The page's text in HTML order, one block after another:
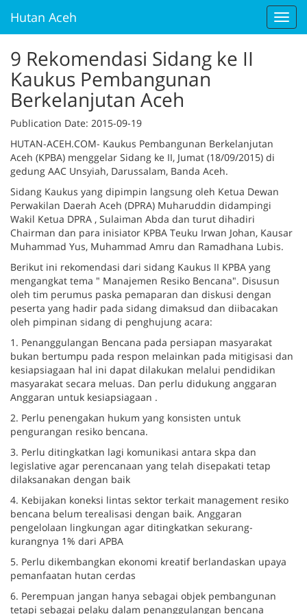
Hutan Aceh
9 Rekomendasi Sidang ke II
Kaukus Pembangunan
Berkelanjutan Aceh
Publication Date: 2015-09-19
HUTAN-ACEH.COM- Kaukus Pembangunan Berkelanjutan
Aceh (KPBA) menggelar Sidang ke II, Jumat (18/09/2015) di
gedung AAC Unsyiah, Darussalam, Banda Aceh.
Sidang Kaukus yang dipimpin langsung oleh Ketua Dewan
Perwakilan Daerah Aceh (DPRA) Muharuddin didampingi
Wakil Ketua DPRA , Sulaiman Abda dan turut dihadiri
Chairman dan para inisiator KPBA Teuku Irwan Johan, Kausar
Muhammad Yus, Muhammad Amru dan Ramadhana Lubis.
Berikut ini rekomendasi dari sidang Kaukus II KPBA yang
mengangkat tema " Manajemen Resiko Bencana". Disusun
oleh tim perumus paska pemaparan dan diskusi dengan
peserta yang hadir pada sidang dimaksud dan diibacakan
oleh pimpinan sidang di penghujung acara:
1. Penanggulangan Bencana pada persiapan masyarakat
bukan bertumpu pada respon melainkan pada mitigisasi dan
kesiapsiagaan hal ini dapat dilakukan melalui pendidikan
masyarakat secara meluas. Dan perlu didukung anggaran
Anggaran untuk kesiapsiagaan .
2. Perlu penengakan hukum yang konsisten untuk
pengurangan resiko bencana.
3. Perlu ditingkatkan lagi komunikasi antara skpa dan
legislative agar perencanaan yang telah disepakati tetap
dilaksanakan dengan baik
4. Kebijakan koneksi lintas sektor terkait management resiko
bencana belum terealisasi dengan baik. Anggaran
pengelolaan lingkungan agar ditingkatkan sekurang-
kurangnya 1% dari APBA
5. Perlu dikembangkan ekonomi kreatif berlandaskan upaya
pemanfaatan hutan cerdas
6. Perempuan jangan hanya sebagai objek pembangunan
tetapi sebagai pelaku dalam penanggulangan bencana